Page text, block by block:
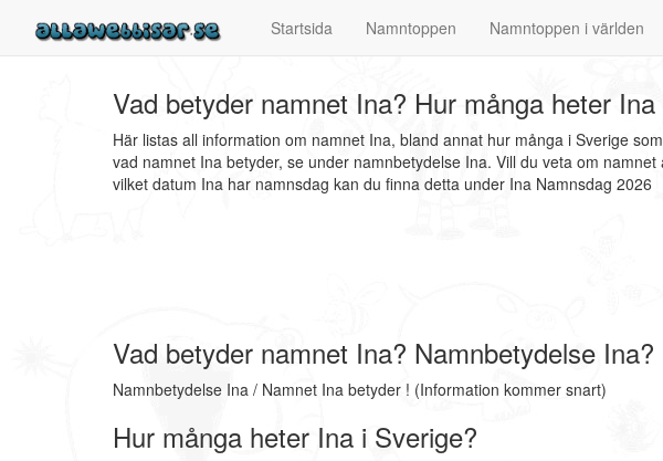
Startsida Namntoppen Namntoppen i världen
Vad betyder namnet Ina? Hur många heter
Här listas all information om namnet Ina, bland annat hur många i Sverige
vad namnet Ina betyder, se under namnbetydelse Ina. Vill du veta om
vilket datum Ina har namnsdag kan du finna detta under Ina Namnsdag 2026
Vad betyder namnet Ina? Namnbetydelse Ina?
Namnbetydelse Ina / Namnet Ina betyder ! (Information kommer snart)
Hur många heter Ina i Sverige?